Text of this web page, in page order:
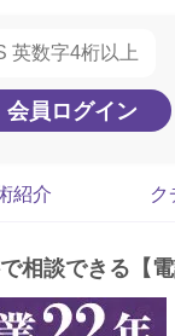
紹介 ク
相談できる【電